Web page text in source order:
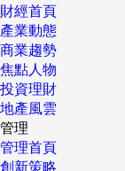
財經首頁
產業動態
商業趨勢
焦點人物
投資理財
地產風雲
管理
管理首頁
創新策略